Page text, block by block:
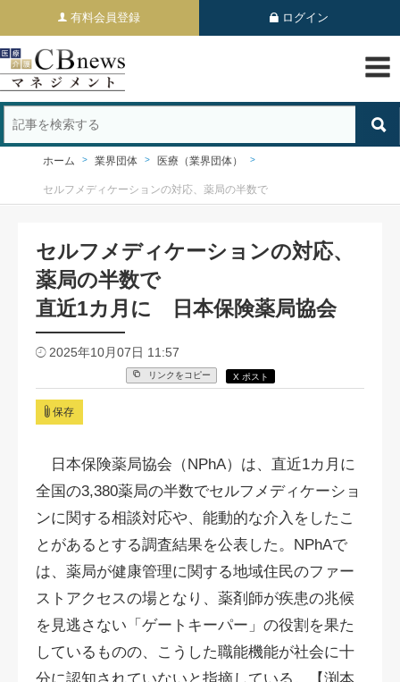
有料会員登録 ログイン
ホーム 業界団体 医療（業界団体）
セルフメディケーションの対応、薬局の半数で
セルフメディケーションの対応、
薬局の半数で
直近1カ月に 日本保険薬局協会
2025年10月07日 11:57
リンクをコピー X ポスト
保存
日本保険薬局協会（NPhA）は、直近1カ月に
全国の3,380薬局の半数でセルフメディケーショ
ンに関する相談対応や、能動的な介入をしたこ
とがあるとする調査結果を公表した。NPhAで
は、薬局が健康管理に関する地域住民のファー
ストアクセスの場となり、薬剤師が疾患の兆候
を見逃さない「ゲートキーパー」の役割を果た
しているものの、こうした職能機能が社会に十